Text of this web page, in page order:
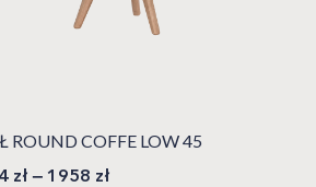
ROUND COFFE LOW 45
zł – 1958 zł